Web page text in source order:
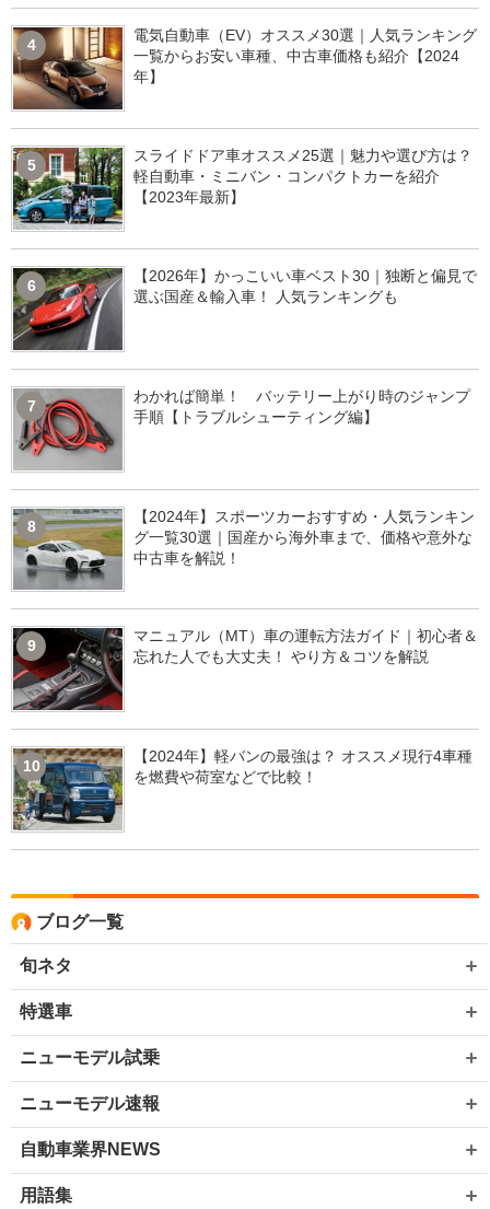
4
電気自動車（EV）オススメ30選｜人気ランキング
一覧からお安い車種、中古車価格も紹介【2024
年】
5
スライドドア車オススメ25選｜魅力や選び方は？
軽自動車・ミニバン・コンパクトカーを紹介
【2023年最新】
6
【2026年】かっこいい車ベスト30｜独断と偏見で
選ぶ国産＆輸入車！ 人気ランキングも
7
わかれば簡単！ バッテリー上がり時のジャンプ
手順【トラブルシューティング編】
8
【2024年】スポーツカーおすすめ・人気ランキン
グ一覧30選｜国産から海外車まで、価格や意外な
中古車を解説！
9
マニュアル（MT）車の運転方法ガイド｜初心者＆
忘れた人でも大丈夫！ やり方＆コツを解説
10
【2024年】軽バンの最強は？ オススメ現行4車種
を燃費や荷室などで比較！
ブログ一覧
旬ネタ
特選車
ニューモデル試乗
ニューモデル速報
自動車業界NEWS
用語集